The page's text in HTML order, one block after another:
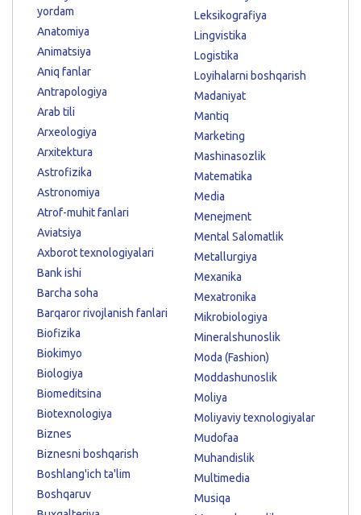
yordam
Anatomiya
Animatsiya
Aniq fanlar
Antrapologiya
Arab tili
Arxeologiya
Arxitektura
Astrofizika
Astronomiya
Atrof-muhit fanlari
Aviatsiya
Axborot texnologiyalari
Bank ishi
Barcha soha
Barqaror rivojlanish fanlari
Biofizika
Biokimyo
Biologiya
Biomeditsina
Biotexnologiya
Biznes
Biznesni boshqarish
Boshlang'ich ta'lim
Boshqaruv
Leksikografiya
Lingvistika
Logistika
Loyihalarni boshqarish
Madaniyat
Mantiq
Marketing
Mashinasozlik
Matematika
Media
Menejment
Mental Salomatlik
Metallurgiya
Mexanika
Mexatronika
Mikrobiologiya
Mineralshunoslik
Moda (Fashion)
Moddashunoslik
Moliya
Moliyaviy texnologiyalar
Mudofaa
Muhandislik
Multimedia
Musiqa